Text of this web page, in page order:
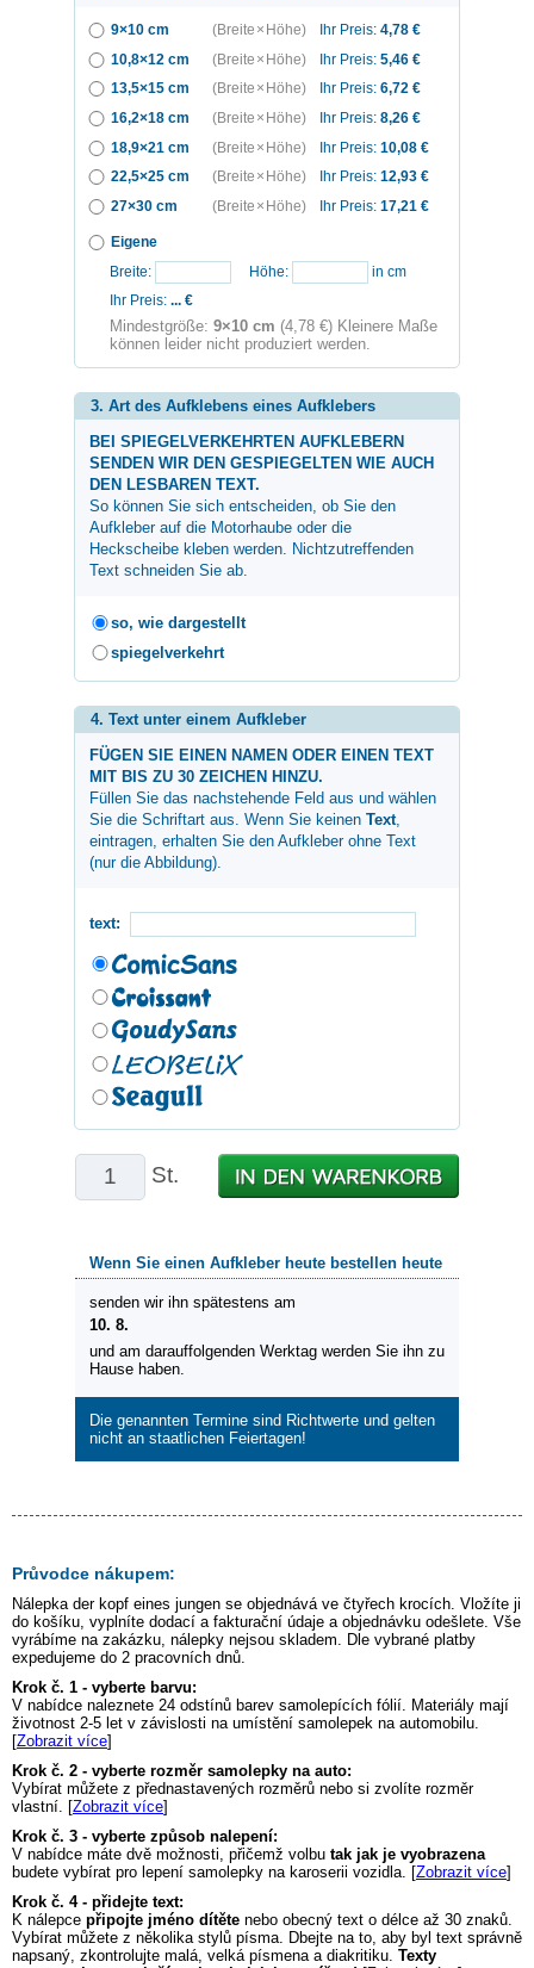
9×10 cm (Breite × Höhe) Ihr Preis: 4,78 €
10,8×12 cm
(Breite × Höhe) Ihr Preis: 5,46 €
13,5×15 cm
(Breite × Höhe) Ihr Preis: 6,72 €
16,2×18 cm
(Breite × Höhe) Ihr Preis: 8,26 €
18,9×21 cm
(Breite × Höhe) Ihr Preis: 10,08 €
22,5×25 cm
(Breite × Höhe) Ihr Preis: 12,93 €
27×30 cm
(Breite × Höhe) Ihr Preis: 17,21 €
Eigene
Breite:
Höhe:
in cm
Ihr Preis: ... €
Mindestgröße: 9×10 cm (4,78 €) Kleinere Maße
können leider nicht produziert werden.
3. Art des Aufklebens eines Aufklebers
BEI SPIEGELVERKEHRTEN AUFKLEBERN
SENDEN WIR DEN GESPIEGELTEN WIE AUCH
DEN LESBAREN TEXT.
So können Sie sich entscheiden, ob Sie den
Aufkleber auf die Motorhaube oder die
Heckscheibe kleben werden. Nichtzutreffenden
Text schneiden Sie ab.
so, wie dargestellt
spiegelverkehrt
4. Text unter einem Aufkleber
FÜGEN SIE EINEN NAMEN ODER EINEN TEXT
MIT BIS ZU 30 ZEICHEN HINZU.
Füllen Sie das nachstehende Feld aus und wählen
Sie die Schriftart aus. Wenn Sie keinen Text,
eintragen, erhalten Sie den Aufkleber ohne Text
(nur die Abbildung).
text:
St.
Wenn Sie einen Aufkleber heute bestellen heute
senden wir ihn spätestens am
10. 8.
und am darauffolgenden Werktag werden Sie ihn zu
Hause haben.
Die genannten Termine sind Richtwerte und gelten
nicht an staatlichen Feiertagen!
Průvodce nákupem:
Nálepka der kopf eines jungen se objednává ve čtyřech krocích. Vložíte ji
do košíku, vyplníte dodací a fakturační údaje a objednávku odešlete. Vše
vyrábíme na zakázku, nálepky nejsou skladem. Dle vybrané platby
expedujeme do 2 pracovních dnů.
Krok č. 1 - vyberte barvu:
V nabídce naleznete 24 odstínů barev samolepících fólií. Materiály mají
životnost 2-5 let v závislosti na umístění samolepek na automobilu.
[Zobrazit více]
Krok č. 2 - vyberte rozměr samolepky na auto:
Vybírat můžete z přednastavených rozměrů nebo si zvolíte rozměr
vlastní. [Zobrazit více]
Krok č. 3 - vyberte způsob nalepení:
V nabídce máte dvě možnosti, přičemž volbu tak jak je vyobrazena
budete vybírat pro lepení samolepky na karoserii vozidla. [Zobrazit více]
Krok č. 4 - přidejte text:
K nálepce připojte jméno dítěte nebo obecný text o délce až 30 znaků.
Vybírat můžete z několika stylů písma. Dbejte na to, aby byl text správně
napsaný, zkontrolujte malá, velká písmena a diakritiku. Texty